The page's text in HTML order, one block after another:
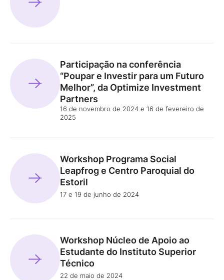
Participação na conferência
“Poupar e Investir para um Futuro
Melhor”, da Optimize Investment
Partners
16 de novembro de 2024 e 16 de fevereiro de
2025
Workshop Programa Social
Leapfrog e Centro Paroquial do
Estoril
17 e 19 de junho de 2024
Workshop Núcleo de Apoio ao
Estudante do Instituto Superior
Técnico
22 de maio de 2024